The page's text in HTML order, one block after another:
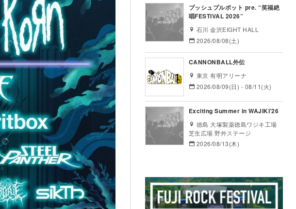
プッシュプルポット pre. “笑福絶
唱FESTIVAL 2026”
石川 金沢EIGHT HALL
2026/08/08(土)
CANNONBALL外伝
東京 有明アリーナ
2026/08/09(日) - 08/11(火)
Exciting Summer in WAJIKI’26
徳島 大塚製薬徳島ワジキ工場
芝生広場 野外ステージ
2026/08/13(木)